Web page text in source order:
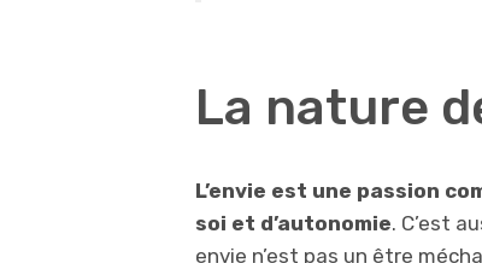
La nature
L’envie est une passion
soi et d’autonomie. C’est
envie n’est pas un être